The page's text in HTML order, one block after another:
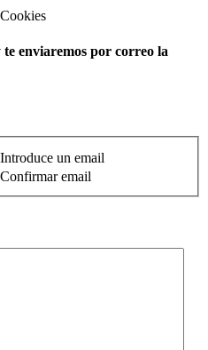
enviaremos por correo la
Introduce un email
Confirmar email